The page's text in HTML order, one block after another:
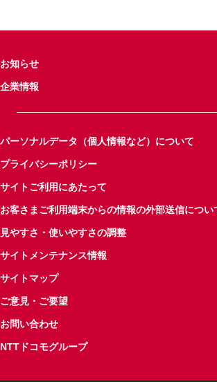
お知らせ
企業情報
パーソナルデータ（個人情報など）について
プライバシーポリシー
サイトご利用にあたって
お客さまご利用端末からの情報の外部送信につい
見やすさ・使いやすさの調整
サイトメンテナンス情報
サイトマップ
ご意見・ご要望
お問い合わせ
NTTドコモグループ